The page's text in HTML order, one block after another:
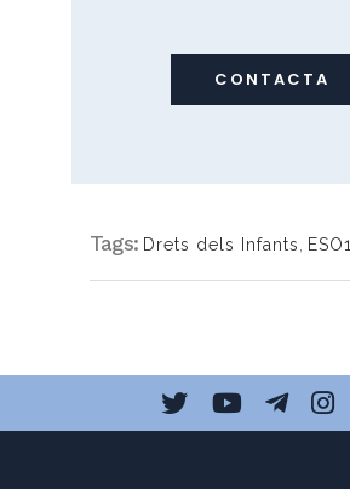
CONTACTA
Tags: Drets dels Infants ESO1